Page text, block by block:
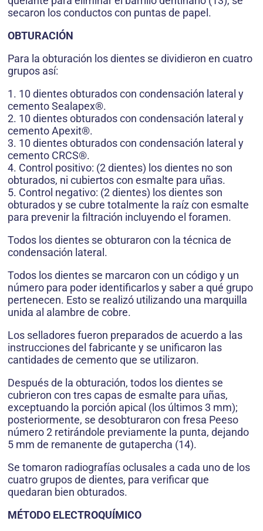
secaron los conductos con puntas de papel.
OBTURACIÓN
Para la obturación los dientes se dividieron en cuatro
grupos así:
1. 10 dientes obturados con condensación lateral y
cemento Sealapex®.
2. 10 dientes obturados con condensación lateral y
cemento Apexit®.
3. 10 dientes obturados con condensación lateral y
cemento CRCS®.
4. Control positivo: (2 dientes) los dientes no son
obturados, ni cubiertos con esmalte para uñas.
5. Control negativo: (2 dientes) los dientes son
obturados y se cubre totalmente la raíz con esmalte
para prevenir la filtración incluyendo el foramen.
Todos los dientes se obturaron con la técnica de
condensación lateral.
Todos los dientes se marcaron con un código y un
número para poder identificarlos y saber a qué grupo
pertenecen. Esto se realizó utilizando una marquilla
unida al alambre de cobre.
Los selladores fueron preparados de acuerdo a las
instrucciones del fabricante y se unificaron las
cantidades de cemento que se utilizaron.
Después de la obturación, todos los dientes se
cubrieron con tres capas de esmalte para uñas,
exceptuando la porción apical (los últimos 3 mm);
posteriormente, se desobturaron con fresa Peeso
número 2 retirándole previamente la punta, dejando
5 mm de remanente de gutapercha (14).
Se tomaron radiografías oclusales a cada uno de los
cuatro grupos de dientes, para verificar que
quedaran bien obturados.
MÉTODO ELECTROQUÍMICO